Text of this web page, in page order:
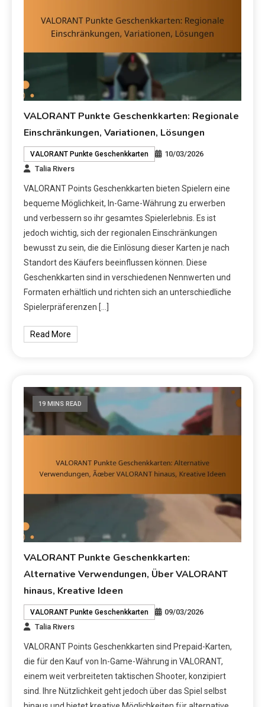
VALORANT Punkte Geschenkkarten: Regionale
Einschränkungen, Variationen, Lösungen
VALORANT Punkte Geschenkkarten
10/03/2026
Talia Rivers
VALORANT Points Geschenkkarten bieten Spielern eine
bequeme Möglichkeit, In-Game-Währung zu erwerben
und verbessern so ihr gesamtes Spielerlebnis. Es ist
jedoch wichtig, sich der regionalen Einschränkungen
bewusst zu sein, die die Einlösung dieser Karten je nach
Standort des Käufers beeinflussen können. Diese
Geschenkkarten sind in verschiedenen Nennwerten und
Formaten erhältlich und richten sich an unterschiedliche
Spielerpräferenzen […]
Read More
19 MINS READ
VALORANT Punkte Geschenkkarten:
Alternative Verwendungen, Über VALORANT
hinaus, Kreative Ideen
VALORANT Punkte Geschenkkarten
09/03/2026
Talia Rivers
VALORANT Points Geschenkkarten sind Prepaid-Karten,
die für den Kauf von In-Game-Währung in VALORANT,
einem weit verbreiteten taktischen Shooter, konzipiert
sind. Ihre Nützlichkeit geht jedoch über das Spiel selbst